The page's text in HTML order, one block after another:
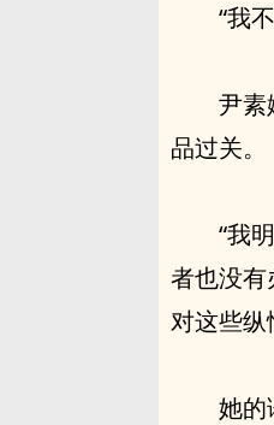
“我
尹素
品过关。
“我
者也没
对这些纵
她的